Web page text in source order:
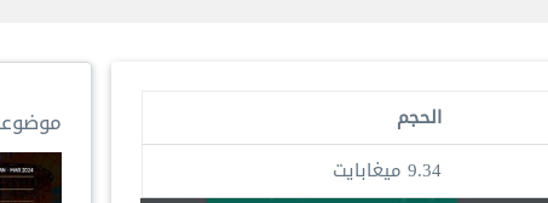
الحجم
9.34 ميغابايت